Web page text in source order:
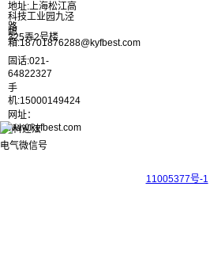
地址:上海松江高
科技工业园九泾
路
325弄2号楼
邮
箱:18701876288@kyfbest.com
固话:021-
64822327
手
机:15000149424
网址：
www.kyfbest.com
11005377号-1